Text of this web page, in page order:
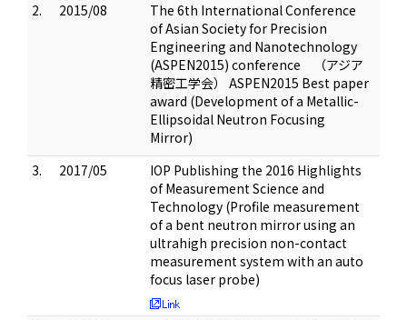
2.
2015/08
The 6th International Conference
of Asian Society for Precision
Engineering and Nanotechnology
(ASPEN2015) conference （アジア
精密工学会） ASPEN2015 Best paper
award (Development of a Metallic-
Ellipsoidal Neutron Focusing
Mirror)
3.
2017/05
IOP Publishing the 2016 Highlights
of Measurement Science and
Technology (Profile measurement
of a bent neutron mirror using an
ultrahigh precision non-contact
measurement system with an auto
focus laser probe)